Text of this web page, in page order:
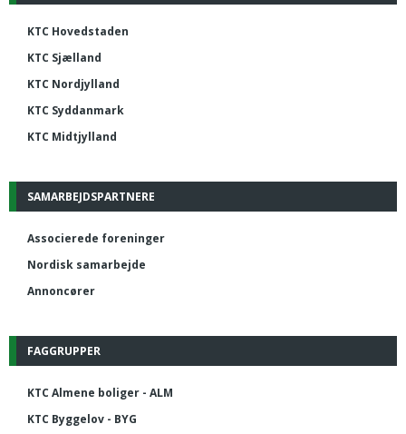
KTC Hovedstaden
KTC Sjælland
KTC Nordjylland
KTC Syddanmark
KTC Midtjylland
SAMARBEJDSPARTNERE
Associerede foreninger
Nordisk samarbejde
Annoncører
FAGGRUPPER
KTC Almene boliger - ALM
KTC Byggelov - BYG